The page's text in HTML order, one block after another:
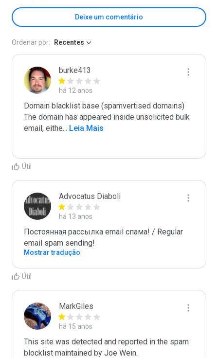
Deixe um comentário
Ordenar por: Recentes
burke413
há 12 anos
Domain blacklist base (spamvertised domains)
The domain has appeared inside unsolicited bulk
email, eithe... Leia Mais
Útil
Advocatus Diaboli
há 13 anos
Постоянная рассылка email спама! / Regular
email spam sending!
Mostrar tradução
Útil
MarkGiles
há 15 anos
This site was detected and reported in the spam
blocklist maintained by Joe Wein.